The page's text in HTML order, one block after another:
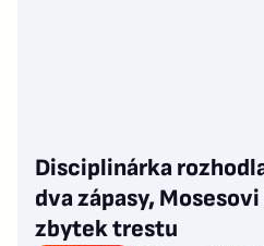
Disciplinárka
dva zápasy,
zbytek trestu